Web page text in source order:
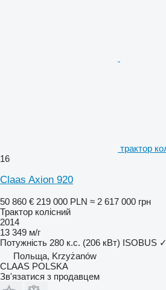
трактор
16
Claas Axion 920
50 860 € 219 000 PLN ≈ 2 617 000 грн
Трактор колісний
2014
13 349 м/г
Потужність 280 к.с. (206 кВт) ISOBUS ✓
Польща, Krzyżanów
CLAAS POLSKA
Зв'язатися з продавцем